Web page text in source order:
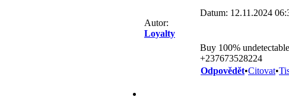
Autor:
Loyalty
Datum: 12.11.2024
Buy 100%
+237673528224
Odpovědět•Citovat•